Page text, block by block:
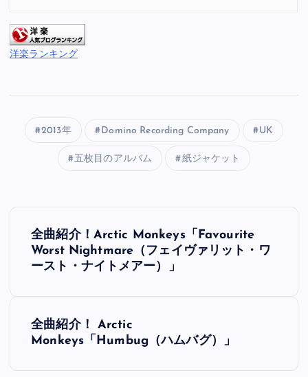
洋楽ランキング
2013年 Domino Recording Company UK
五枚目のアルバム 紙ジャケット
投
稿
ビ
全曲紹介！Arctic Monkeys「Favourite
Worst Nightmare（フェイヴァリット・ワ
ースト・ナイトメアー）」
全曲紹介！ Arctic
Monkeys「Humbug（ハムバグ）」